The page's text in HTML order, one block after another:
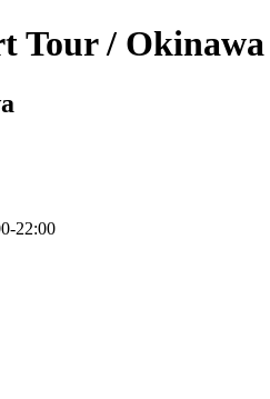
22:00